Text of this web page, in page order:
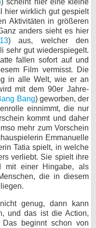
) scheint hier eine kleine
hier wirklich gut gespielt
Aktivitäten in größeren
anders sieht es hier
) aus, welcher den
sehr gut wiederspiegelt.
fallen sofort auf und
Film vermisst. Die
in alle Welt, wie er an
mit dem 90er Jahre-
Bang) geworben, der
einnimmt, die nur
kommt und daher
mehr zum Vorschein
Emmanuelle
Tatia spielt, in welche
verliebt. Sie spielt ihre
mit einer Hingabe, als
die in diesem
genug, dann kann
und das ist die Action,
beginnt schon von